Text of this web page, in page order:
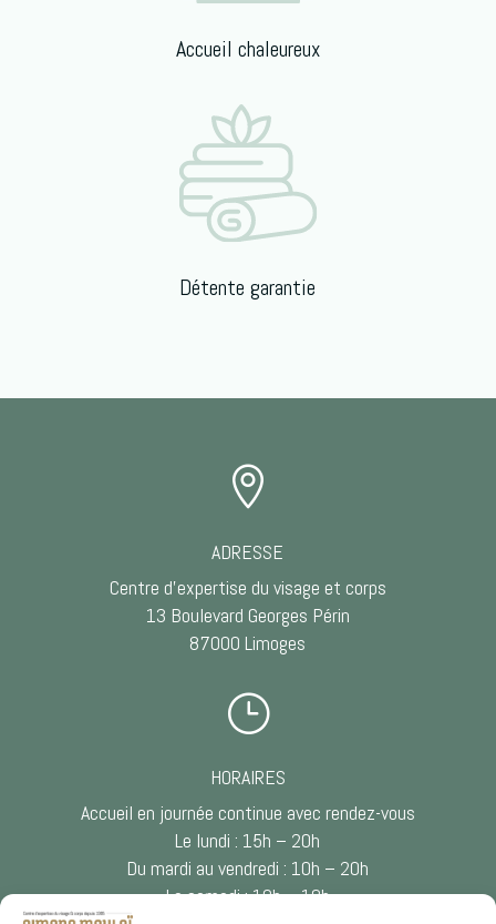
Accueil chaleureux
Détente garantie

ADRESSE
Centre d’expertise du visage et corps
13 Boulevard Georges Périn
87000 Limoges
}
HORAIRES
Accueil en journée continue avec rendez-vous
Le lundi : 15h – 20h
Du mardi au vendredi : 10h – 20h
Le samedi : 10h – 18h